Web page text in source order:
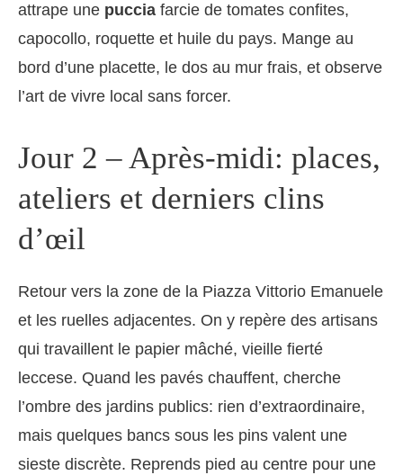
attrape une puccia farcie de tomates confites,
capocollo, roquette et huile du pays. Mange au
bord d’une placette, le dos au mur frais, et observe
l’art de vivre local sans forcer.
Jour 2 – Après-midi: places,
ateliers et derniers clins
d’œil
Retour vers la zone de la Piazza Vittorio Emanuele
et les ruelles adjacentes. On y repère des artisans
qui travaillent le papier mâché, vieille fierté
leccese. Quand les pavés chauffent, cherche
l’ombre des jardins publics: rien d’extraordinaire,
mais quelques bancs sous les pins valent une
sieste discrète. Reprends pied au centre pour une